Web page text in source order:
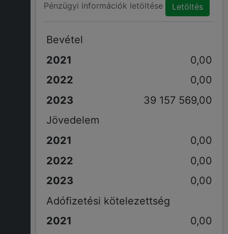
Pénzügyi információk letöltése Letöltés
Bevétel
0,00
0,00
39 157 569,00
Jövedelem
0,00
0,00
0,00
Adófizetési kötelezettség
0,00